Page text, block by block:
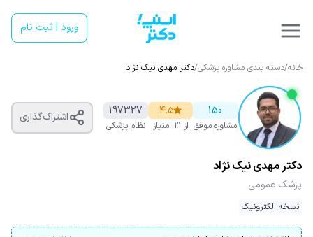
ورود | ثبت نام
خانه/دسته بندی مشاوره پزشکی/دکتر مهدی نیک نژاد
150
مشاوره موفق
۴.۵
از ۲۱ امتیاز
197327
نظام پزشکی
اشتراک‌گذاری
دکتر مهدی نیک نژاد
پزشک عمومی
نسخه الکترونیک